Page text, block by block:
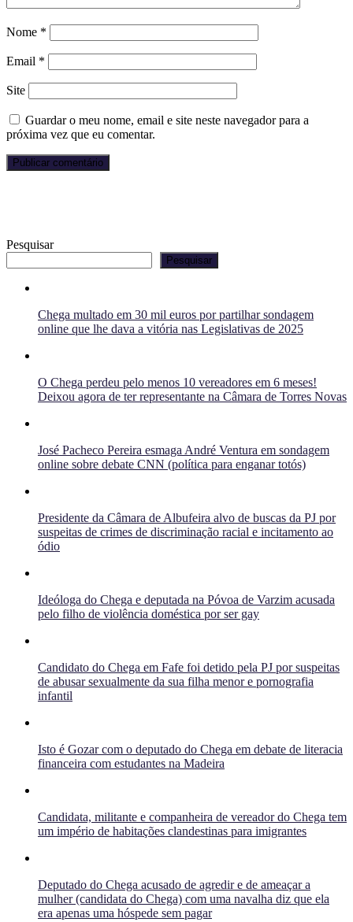
Nome *
Email *
Site
Guardar o meu nome, email e site neste navegador para a
próxima vez que eu comentar.
Pesquisar
Pesquisar
Chega multado em 30 mil euros por partilhar sondagem
online que lhe dava a vitória nas Legislativas de 2025
O Chega perdeu pelo menos 10 vereadores em 6 meses!
Deixou agora de ter representante na Câmara de Torres Novas
José Pacheco Pereira esmaga André Ventura em sondagem
online sobre debate CNN (política para enganar totós)
Presidente da Câmara de Albufeira alvo de buscas da PJ por
suspeitas de crimes de discriminação racial e incitamento ao
ódio
Ideóloga do Chega e deputada na Póvoa de Varzim acusada
pelo filho de violência doméstica por ser gay
Candidato do Chega em Fafe foi detido pela PJ por suspeitas
de abusar sexualmente da sua filha menor e pornografia
infantil
Isto é Gozar com o deputado do Chega em debate de literacia
financeira com estudantes na Madeira
Candidata, militante e companheira de vereador do Chega tem
um império de habitações clandestinas para imigrantes
Deputado do Chega acusado de agredir e de ameaçar a
mulher (candidata do Chega) com uma navalha diz que ela
era apenas uma hóspede sem pagar